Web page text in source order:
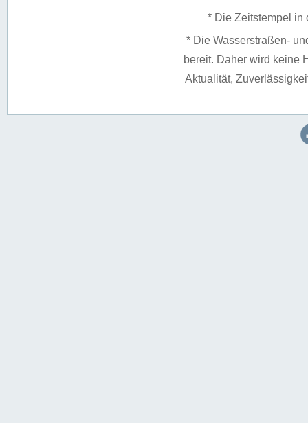
* Die Zeitstempel in
* Die Wasserstraßen-
bereit. Daher wird keine
Aktualität,